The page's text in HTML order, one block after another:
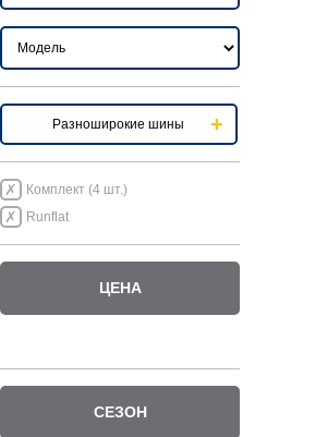
Разноширокие шины
Комплект (4 шт.)
Runflat
ЦЕНА
СЕЗОН